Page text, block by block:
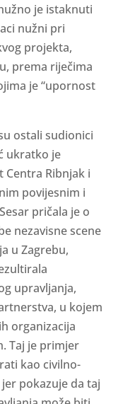
je istaknuti
nužni pri
projekta,
prema riječima
je “upornost
ostali sudionici
ukratko je
Ribnjak i
povijesnim i
pričala je o
nezavisne scene
u Zagrebu,
upravljanja,
u kojem
organizacija
Taj je primjer
kao civilno-
pokazuje da taj